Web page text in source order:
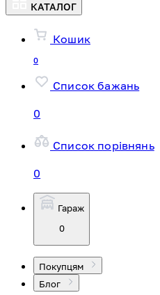
КАТАЛОГ
Кошик
0
Список бажань
0
Список порівнянь
0
Гараж
0
Покупцям
Блог